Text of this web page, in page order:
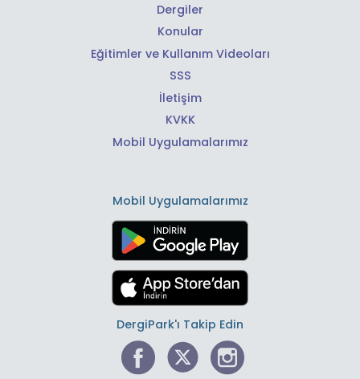
Dergiler
Konular
Eğitimler ve Kullanım Videoları
SSS
İletişim
KVKK
Mobil Uygulamalarımız
Mobil Uygulamalarımız
DergiPark'ı Takip Edin